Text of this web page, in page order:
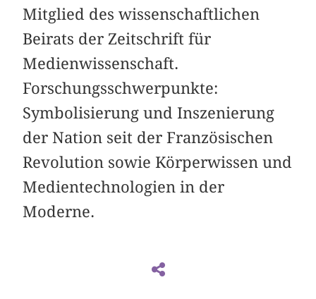
Mitglied des wissenschaftlichen
Beirats der Zeitschrift für
Medienwissenschaft.
Forschungsschwerpunkte:
Symbolisierung und Inszenierung
der Nation seit der Französischen
Revolution sowie Körperwissen und
Medientechnologien in der
Moderne.